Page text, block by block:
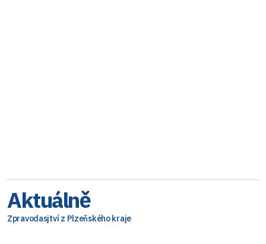
Aktuálně
Zpravodasjtví z Plzeňského kraje